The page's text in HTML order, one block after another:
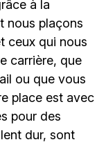
à la
nous plaçons
ceux qui nous
carrière, que
ou que vous
place est avec
pour des
dur, sont